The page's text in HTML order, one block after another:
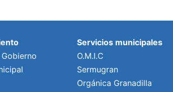
Servicios municipales
O.M.I.C
Sermugran
Orgánica Granadilla